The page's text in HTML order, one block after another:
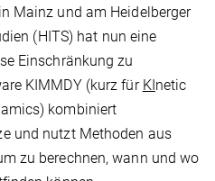
Mainz und am Heidelberger
(HITS) hat nun eine
Einschränkung zu
KIMMDY (kurz für KInetic
kombiniert
und nutzt Methoden aus
zu berechnen, wann und wo